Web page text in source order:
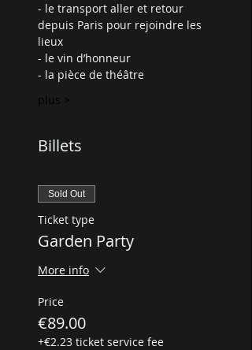
- le transport aller et retour
depuis Paris pour rejoindre les
lieux
- le vin d’honneur
- la pièce de théâtre
plus >
Billets
Sold Out
Ticket type
Garden Party
More info
Price
€89.00
+€2.23 ticket service fee